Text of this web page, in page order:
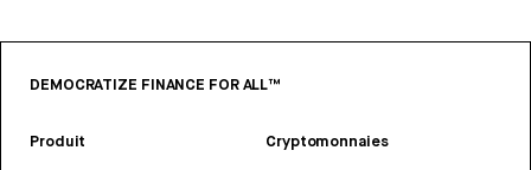
DEMOCRATIZE FINANCE FOR ALL™
Produit Cryptomonnaies